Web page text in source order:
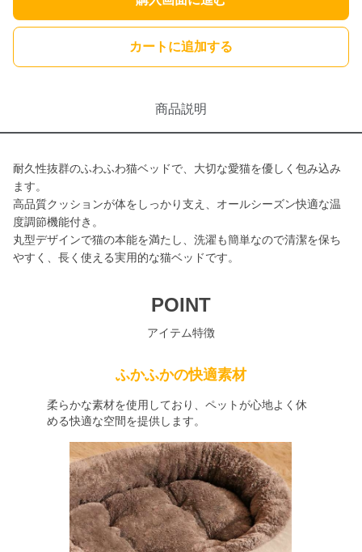
カートに追加する
商品説明
耐久性抜群のふわふわ猫ベッドで、大切な愛猫を優しく包み込み
ます。
高品質クッションが体をしっかり支え、オールシーズン快適な温
度調節機能付き。
丸型デザインで猫の本能を満たし、洗濯も簡単なので清潔を保ち
やすく、長く使える実用的な猫ベッドです。
POINT
アイテム特徴
ふかふかの快適素材
柔らかな素材を使用しており、ペットが心地よく休
める快適な空間を提供します。